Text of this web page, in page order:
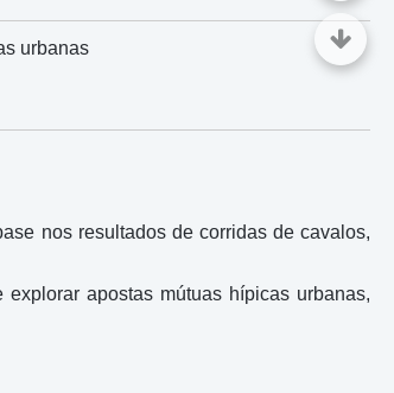
urbanas
nos resultados de corridas de cavalos,
apostas mútuas hípicas urbanas,